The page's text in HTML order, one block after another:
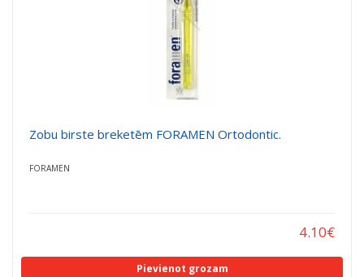
Zobu birste breketēm FORAMEN Ortodontic.
FORAMEN
4.10€
Pievienot grozam